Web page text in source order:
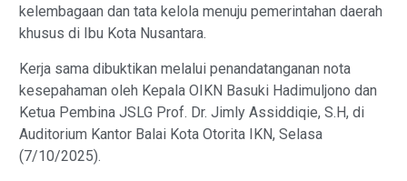
kelembagaan dan tata kelola menuju pemerintahan daerah
khusus di Ibu Kota Nusantara.
Kerja sama dibuktikan melalui penandatanganan nota
kesepahaman oleh Kepala OIKN Basuki Hadimuljono dan
Ketua Pembina JSLG Prof. Dr. Jimly Assiddiqie, S.H, di
Auditorium Kantor Balai Kota Otorita IKN, Selasa
(7/10/2025).